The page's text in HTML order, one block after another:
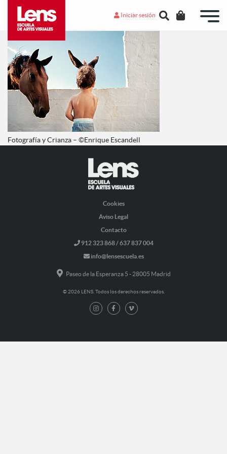
Iniciar sesión
Fotografía y Crianza – ©Enrique Escandell
Cookies
Aviso Legal
Contacto
912 323 868 / 637 837 004
info@lensescuela.es
Paseo de la Esperanza 5 - 28005 Madrid
© 2026 LENS. Todos los derechos reservados.